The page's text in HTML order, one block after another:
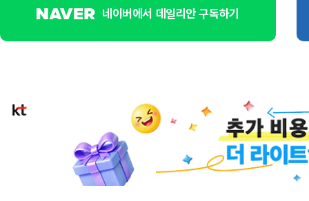
네이버에서 데일리안 구독하기